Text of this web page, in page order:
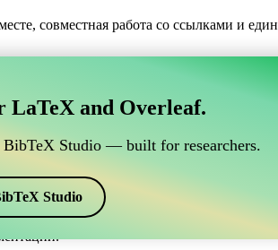
совместная работа со ссылками и
вашими ссылками BibTeX,
вашими ссылками BibTeX, который
в Overleaf, CiteDrive может
BibTeX в вашем проекте Overleaf.
включая aer. Так что если вы ищете
and Overleaf.
Studio — built for researchers.
Studio